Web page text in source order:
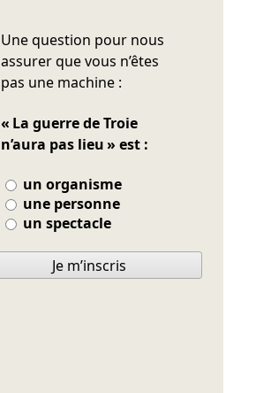
Une question pour nous
assurer que vous n’êtes
pas une machine :
« La guerre de Troie
n’aura pas lieu » est :
un organisme
une personne
un spectacle
Ne pas remplir
Je m’inscris